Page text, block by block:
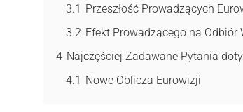
3.1 Przeszłość Prowadzących
3.2 Efekt Prowadzącego na Odbiór
4 Najczęściej Zadawane Pytania
4.1 Nowe Oblicza Eurowizji